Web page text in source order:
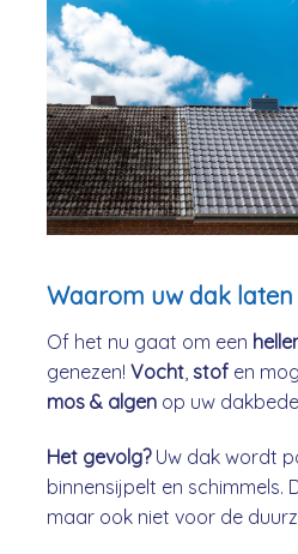
Waarom uw dak
Of het nu gaat om een
genezen! Vocht stof en
mos & algen op uw
Het gevolg?Uw dak wordt
binnensijpelt en schimmels.
maar ook niet voor de